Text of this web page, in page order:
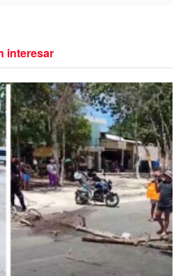
el ministro ponente,
Carrancá.
en el pleno por ocho votos
de las ministras Yasmín
Ortiz Ahlf y el ministro Arturo
que la transferencia no
la corporación federal.
interesar